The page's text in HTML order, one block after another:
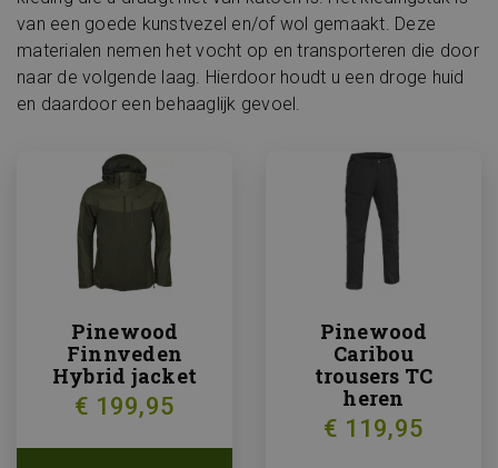
van een goede kunstvezel en/of wol gemaakt. Deze
materialen nemen het vocht op en transporteren die door
naar de volgende laag. Hierdoor houdt u een droge huid
en daardoor een behaaglijk gevoel.
Pinewood
Finnveden
Hybrid jacket
€ 199,95
Pinewood
Caribou
trousers TC
heren
€ 119,95